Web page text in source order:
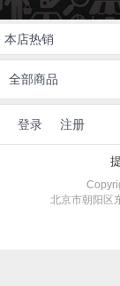
本店热销
全部商品
登录 注册
北京市朝阳区